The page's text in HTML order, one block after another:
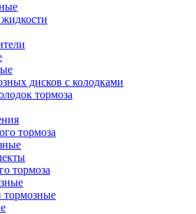
дисков с колодками
тормоза
тормоза
тормоза